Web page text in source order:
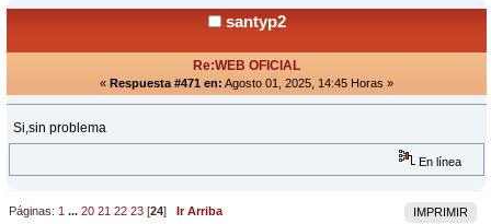
santyp2
Re:WEB OFICIAL
« Respuesta #471 en: Agosto 01, 2025, 14:45 Horas »
Si,sin problema
En línea
IMPRIMIR
Páginas: 1 ...20 21 22 23 [24]Ir Arriba